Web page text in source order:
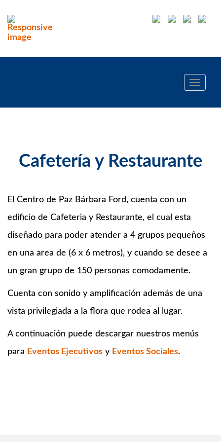
Toggle
Cafetería y Restaurante
El Centro de Paz Bárbara Ford, cuenta con un
edificio de Cafeteria y Restaurante, el cual esta
diseñado para poder atender a 4 grupos pequeños
en una area de (6 x 6 metros), y cuando se desee a
un gran grupo de 150 personas comodamente.
Cuenta con sonido y amplificación además de una
vista privilegiada a la flora que rodea al lugar.
A continuación puede descargar nuestros menús
para Eventos Ejecutivos y Eventos Sociales.